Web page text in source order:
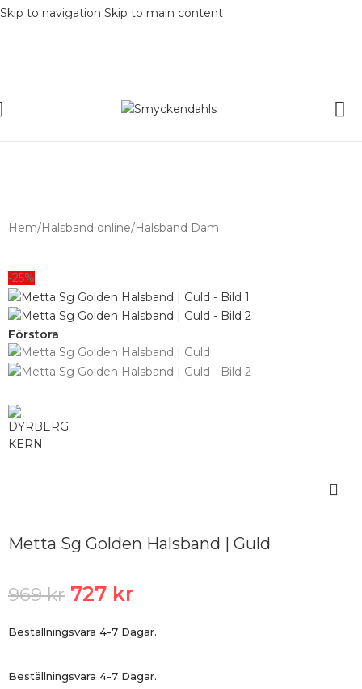
Skip to navigation Skip to main content
Hem/Halsband online/Halsband Dam
-25%
Förstora
Metta Sg Golden Halsband | Guld
969kr 727 kr
Beställningsvara 4-7 Dagar.
Beställningsvara 4-7 Dagar.